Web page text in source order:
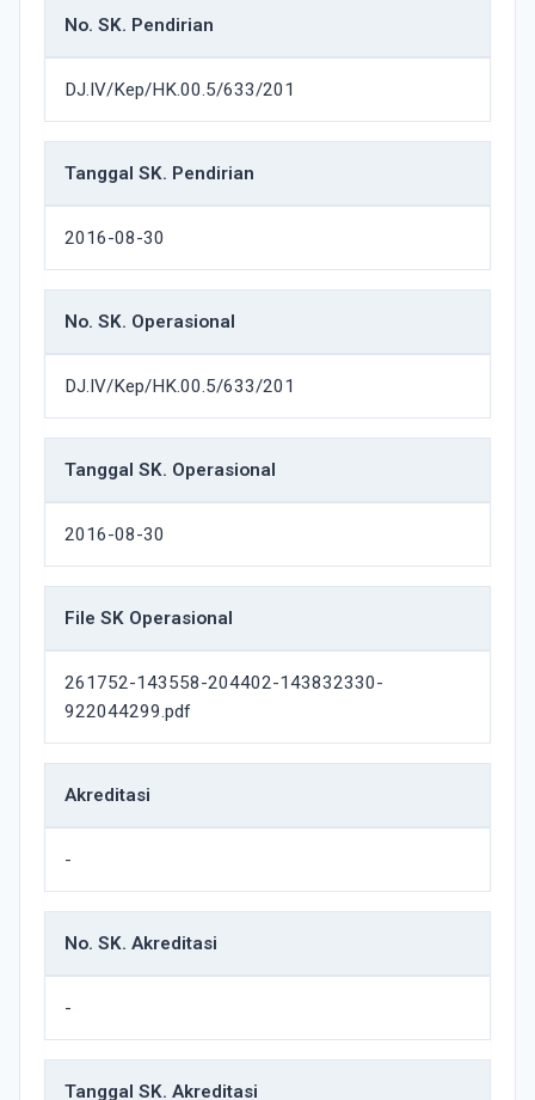
No. SK. Pendirian
DJ.IV/Kep/HK.00.5/633/201
Tanggal SK. Pendirian
2016-08-30
No. SK. Operasional
DJ.IV/Kep/HK.00.5/633/201
Tanggal SK. Operasional
2016-08-30
File SK Operasional
261752-143558-204402-143832330-
922044299.pdf
Akreditasi
-
No. SK. Akreditasi
-
Tanggal SK. Akreditasi